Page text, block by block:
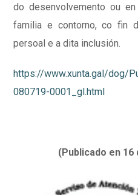
do desenvolvemento ou
familia e contorno, co fin
persoal e a dita inclusión.
https://www.xunta.gal/dog/
080719-0001_gl.html
(Publicado en 16